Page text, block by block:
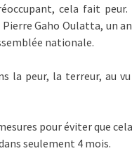
cela fait
Gaho Oulatta, un
nationale.
la peur, la terreur, au
pour éviter que
seulement 4 mois.